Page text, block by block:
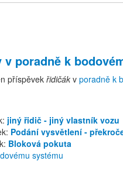
v poradně k
příspěvekřidičák v poradně k
jiný řidič - jiný vlastník vozu
Podání vysvětlení -
Bloková pokuta
systému